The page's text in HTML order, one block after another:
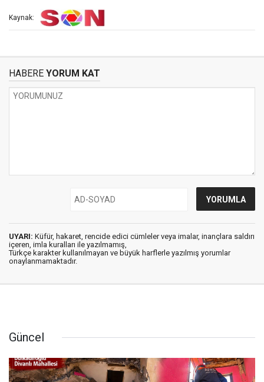
Kaynak:
HABERE YORUM KAT
UYARI: Küfür, hakaret, rencide edici cümleler veya imalar, inançlara saldırı
içeren, imla kuralları ile yazılmamış,
Türkçe karakter kullanılmayan ve büyük harflerle yazılmış yorumlar
onaylanmamaktadır.
Güncel